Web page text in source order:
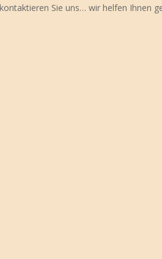
Sie uns… wir helfen Ihnen